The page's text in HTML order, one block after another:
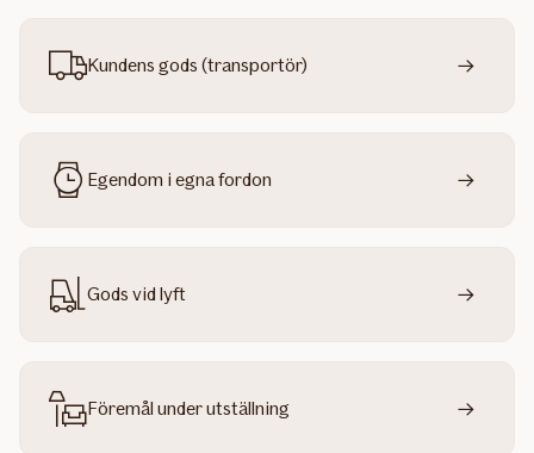
Kundens gods (transportör)
Egendom i egna fordon
Gods vid lyft
Föremål under utställning